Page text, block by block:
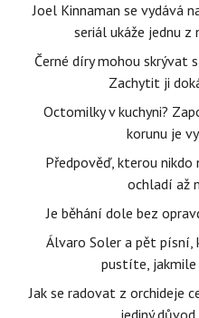
Joel Kinnaman se vydává
seriál ukáže jednu
Černé díry mohou skrývat
Zachytit ji
Octomilky v kuchyni?
korunu je
Předpověď, kterou nikdo
ochladí až
Je běhání dole bez
Álvaro Soler a pět písní,
pustíte, jakmile
Jak se radovat z orchideje
jediný